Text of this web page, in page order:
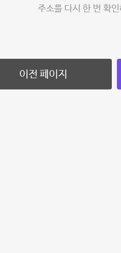
주소를 다시 한 번 확
이전 페이지